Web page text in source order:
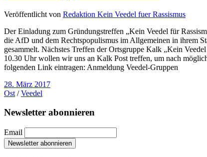
Veröffentlicht von Redaktion Kein Veedel fuer Rassismus
Der Einladung zum Gründungstreffen „Kein Veedel für
die AfD und dem Rechtspopulismus im Allgemeinen in ihrem
gesammelt. Nächstes Treffen der Ortsgruppe Kalk „Kein
10.30 Uhr wollen wir uns an Kalk Post treffen, um nach
folgenden Link eintragen: Anmeldung Veedel-Gruppen
28. März 2017
Ost /Veedel
Newsletter abonnieren
Email